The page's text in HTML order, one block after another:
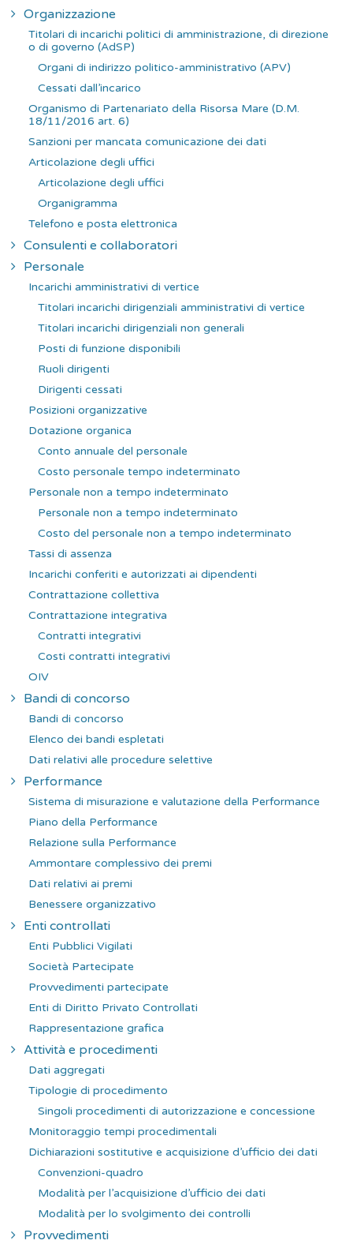
Organizzazione
Titolari di incarichi politici di amministrazione, di direzione
o di governo (AdSP)
Organi di indirizzo politico-amministrativo (APV)
Cessati dall’incarico
Organismo di Partenariato della Risorsa Mare (D.M.
18/11/2016 art. 6)
Sanzioni per mancata comunicazione dei dati
Articolazione degli uffici
Articolazione degli uffici
Organigramma
Telefono e posta elettronica
Consulenti e collaboratori
Personale
Incarichi amministrativi di vertice
Titolari incarichi dirigenziali amministrativi di vertice
Titolari incarichi dirigenziali non generali
Posti di funzione disponibili
Ruoli dirigenti
Dirigenti cessati
Posizioni organizzative
Dotazione organica
Conto annuale del personale
Costo personale tempo indeterminato
Personale non a tempo indeterminato
Personale non a tempo indeterminato
Costo del personale non a tempo indeterminato
Tassi di assenza
Incarichi conferiti e autorizzati ai dipendenti
Contrattazione collettiva
Contrattazione integrativa
Contratti integrativi
Costi contratti integrativi
OIV
Bandi di concorso
Bandi di concorso
Elenco dei bandi espletati
Dati relativi alle procedure selettive
Performance
Sistema di misurazione e valutazione della Performance
Piano della Performance
Relazione sulla Performance
Ammontare complessivo dei premi
Dati relativi ai premi
Benessere organizzativo
Enti controllati
Enti Pubblici Vigilati
Società Partecipate
Provvedimenti partecipate
Enti di Diritto Privato Controllati
Rappresentazione grafica
Attività e procedimenti
Dati aggregati
Tipologie di procedimento
Singoli procedimenti di autorizzazione e concessione
Monitoraggio tempi procedimentali
Dichiarazioni sostitutive e acquisizione d’ufficio dei dati
Convenzioni-quadro
Modalità per l’acquisizione d’ufficio dei dati
Modalità per lo svolgimento dei controlli
Provvedimenti